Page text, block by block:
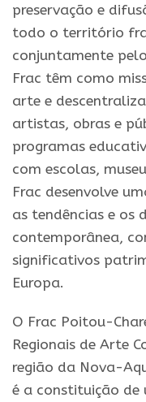
preservação e
todo o território
conjuntamente
Frac têm como
arte e
artistas, obras e
programas
com escolas,
Frac desenvolve
as tendências e os
contemporânea,
significativos
Europa.
O Frac Poitou-
Regionais de Arte
região da Nova-
é a constituição de